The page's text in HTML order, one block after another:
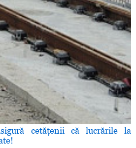
cetăţenii că lucrările la